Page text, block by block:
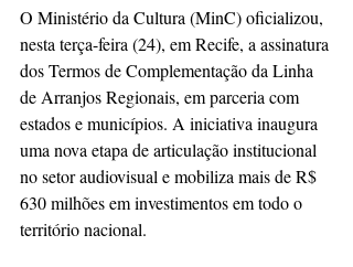
O Ministério da Cultura (MinC) oficializou,
nesta terça-feira (24), em Recife, a assinatura
dos Termos de Complementação da Linha
de Arranjos Regionais, em parceria com
estados e municípios. A iniciativa inaugura
uma nova etapa de articulação institucional
no setor audiovisual e mobiliza mais de R$
630 milhões em investimentos em todo o
território nacional.